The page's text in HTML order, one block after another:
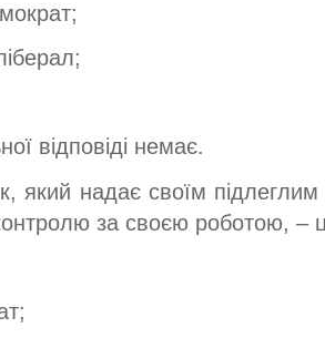
відповіді немає.
який надає своїм
за своєю роботою, –